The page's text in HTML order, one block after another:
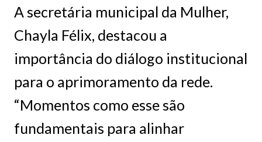
A secretária municipal da Mulher,
Chayla Félix, destacou a
importância do diálogo institucional
para o aprimoramento da rede.
“Momentos como esse são
fundamentais para alinhar